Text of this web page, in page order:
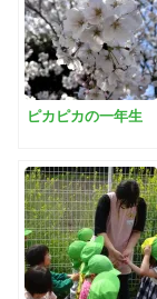
ピカピカの一年生